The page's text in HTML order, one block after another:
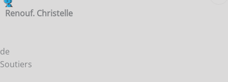
Renouf. Christelle
de
Soutiers